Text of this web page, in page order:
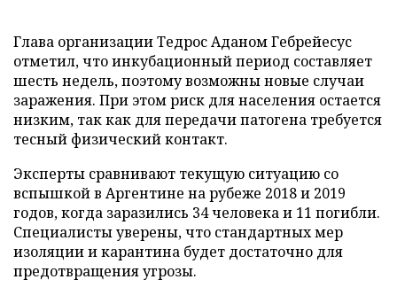
Глава организации Тедрос Аданом Гебрейесус
отметил, что инкубационный период составляет
шесть недель, поэтому возможны новые случаи
заражения. При этом риск для населения остается
низким, так как для передачи патогена требуется
тесный физический контакт.
Эксперты сравнивают текущую ситуацию со
вспышкой в Аргентине на рубеже 2018 и 2019
годов, когда заразились 34 человека и 11 погибли.
Специалисты уверены, что стандартных мер
изоляции и карантина будет достаточно для
предотвращения угрозы.